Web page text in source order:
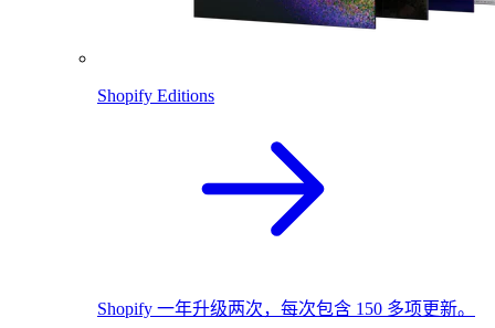
Shopify Editions
Shopify 一年升级两次，每次包含 150 多项更新。